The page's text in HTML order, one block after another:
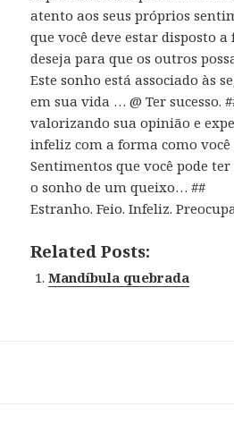
atento aos seus próprios
que você deve estar disposto
deseja para que os outros
Este sonho está associado às
em sua vida … @ Ter sucesso.
valorizando sua opinião e
infeliz com a forma como você
Sentimentos que você pode
o sonho de um queixo… ##
Estranho. Feio. Infeliz.
Related Posts:
Mandíbula quebrada